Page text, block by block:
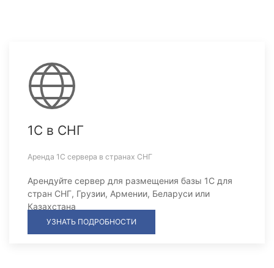
1С в СНГ
Аренда 1С сервера в странах СНГ
Арендуйте сервер для размещения базы 1С для
стран СНГ, Грузии, Армении, Беларуси или
Казахстана
УЗНАТЬ ПОДРОБНОСТИ